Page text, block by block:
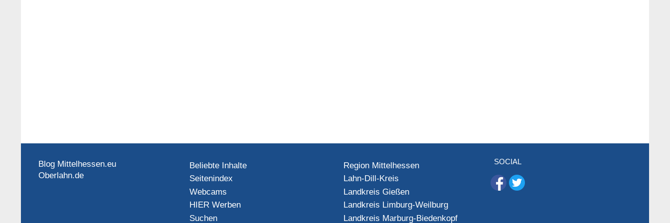
Blog Mittelhessen.eu
Oberlahn.de
Beliebte Inhalte
Seitenindex
Webcams
HIER Werben
Suchen
Region Mittelhessen
Lahn-Dill-Kreis
Landkreis Gießen
Landkreis Limburg-Weilburg
Landkreis Marburg-Biedenkopf
SOCIAL